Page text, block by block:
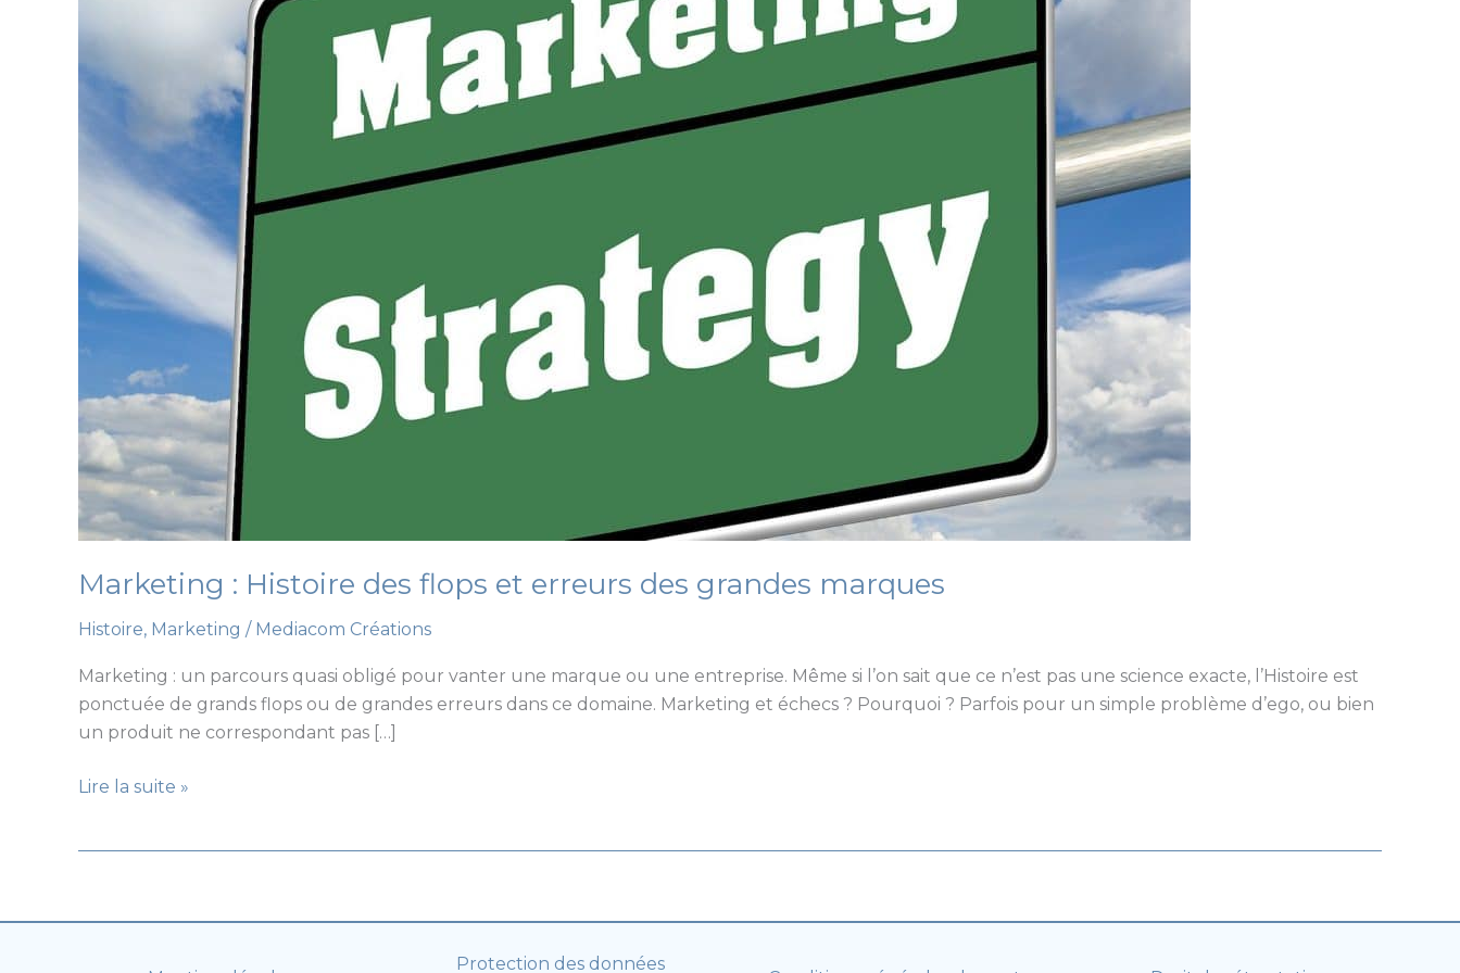
Marketing : Histoire des flops et erreurs des grandes marques
Histoire, Marketing / Mediacom Créations
Marketing : un parcours quasi obligé pour vanter une marque ou une entreprise. Même si l’on sait que ce n’est pas une science exacte, l’Histoire est
ponctuée de grands flops ou de grandes erreurs dans ce domaine. Marketing et échecs ? Pourquoi ? Parfois pour un simple problème d’ego, ou bien
un produit ne correspondant pas […]
Marketing
et
Lire la suite »
Protection des données